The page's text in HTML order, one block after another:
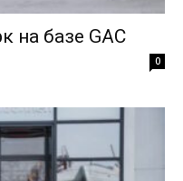
на базе GAC
0